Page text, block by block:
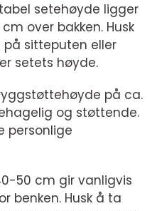
setehøyde ligger
over bakken. Husk
på sitteputen eller
setets høyde.
på ca.
og støttende.
personlige
50 cm gir vanligvis
benken. Husk å ta